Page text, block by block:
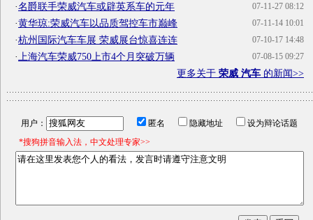
07-11-27 08:12
·名爵联手荣威汽车或辟英系车的元年
07-11-14 10:01
·黄华琼:荣威汽车以品质驾控车市巅峰
07-10-17 14:48
·杭州国际汽车车展 荣威展台惊喜连连
07-08-15 09:27
· 上海汽车荣威750上市4个月突破万辆
更多关于 荣威 汽车 的新闻>>
用户： 匿名 隐藏地址
设为辩论话题
*搜狗拼音输入法，中文处理专家>>